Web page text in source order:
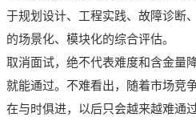
于规划设计、工程实践、故障诊断
的场景化、模块化的综合评估。
取消面试，绝不代表难度和含金量
就能通过。不难看出，随着市场竞
在与时俱进，以后只会越来越难通过